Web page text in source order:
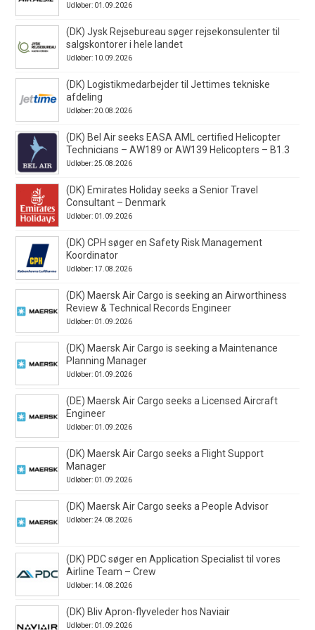
Udløber: 01.09.2026
(DK) Jysk Rejsebureau søger rejsekonsulenter til
salgskontorer i hele landet
Udløber: 10.09.2026
(DK) Logistikmedarbejder til Jettimes tekniske
afdeling
Udløber: 20.08.2026
(DK) Bel Air seeks EASA AML certified Helicopter
Technicians – AW189 or AW139 Helicopters – B1.3
Udløber: 25.08.2026
(DK) Emirates Holiday seeks a Senior Travel
Consultant – Denmark
Udløber: 01.09.2026
(DK) CPH søger en Safety Risk Management
Koordinator
Udløber: 17.08.2026
(DK) Maersk Air Cargo is seeking an Airworthiness
Review & Technical Records Engineer
Udløber: 01.09.2026
(DK) Maersk Air Cargo is seeking a Maintenance
Planning Manager
Udløber: 01.09.2026
(DE) Maersk Air Cargo seeks a Licensed Aircraft
Engineer
Udløber: 01.09.2026
(DK) Maersk Air Cargo seeks a Flight Support
Manager
Udløber: 01.09.2026
(DK) Maersk Air Cargo seeks a People Advisor
Udløber: 24.08.2026
(DK) PDC søger en Application Specialist til vores
Airline Team – Crew
Udløber: 14.08.2026
(DK) Bliv Apron-flyveleder hos Naviair
Udløber: 01.09.2026